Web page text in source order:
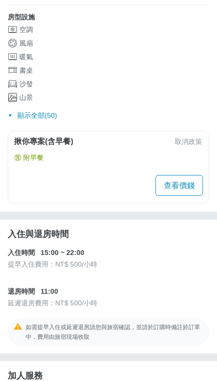
房型設施
空調
風扇
暖氣
書桌
沙發
山景
顯示全部(50)
揪你專案(含早餐) 取消政策
附早餐
查看價錢
入住與退房時間
入住時間 15:00 ~ 22:00
提早入住費用： NT$ 500/小時
退房時間
11:00
延遲退房費用： NT$ 500/小時
如需提早入住或延遲退房請您與旅宿確認，並請於訂購時備註於訂單
中，費用由旅宿現場收取
加人服務